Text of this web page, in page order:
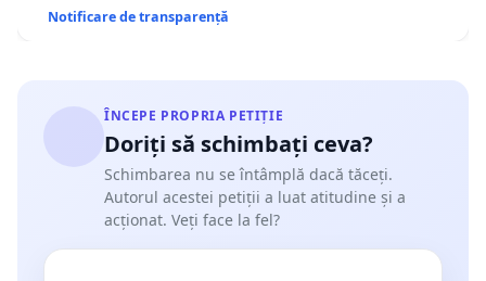
Notificare de transparență
ÎNCEPE PROPRIA PETIȚIE
Doriți să schimbați ceva?
Schimbarea nu se întâmplă dacă tăceți.
Autorul acestei petiții a luat atitudine și a
acționat. Veți face la fel?